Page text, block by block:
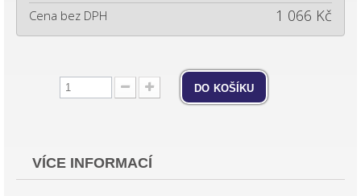
Cena bez DPH 1 066 Kč
do košíku
VÍCE INFORMACÍ